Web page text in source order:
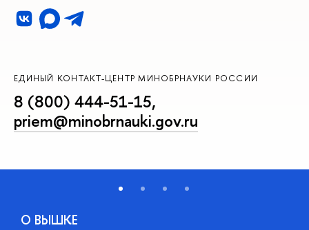
ЕДИНЫЙ КОНТАКТ-ЦЕНТР МИНОБРНАУКИ РОССИИ
8 (800) 444-51-15,
priem@minobrnauki.gov.ru
О ВЫШКЕ